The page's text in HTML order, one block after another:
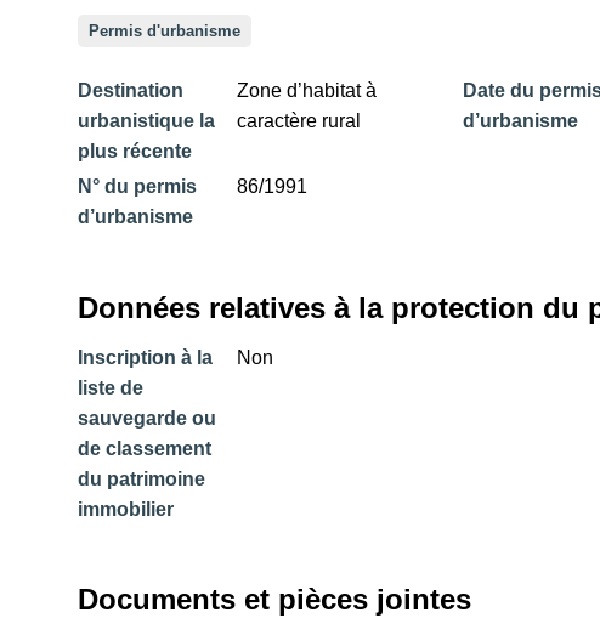
Permis d'urbanisme
Destination
urbanistique la
plus récente
Zone d’habitat à
caractère rural
Date du
d’urbanisme
N° du permis
d’urbanisme
86/1991
Données relatives à la protection du
Inscription à la
liste de
sauvegarde ou
de classement
du patrimoine
immobilier
Non
Documents et pièces jointes